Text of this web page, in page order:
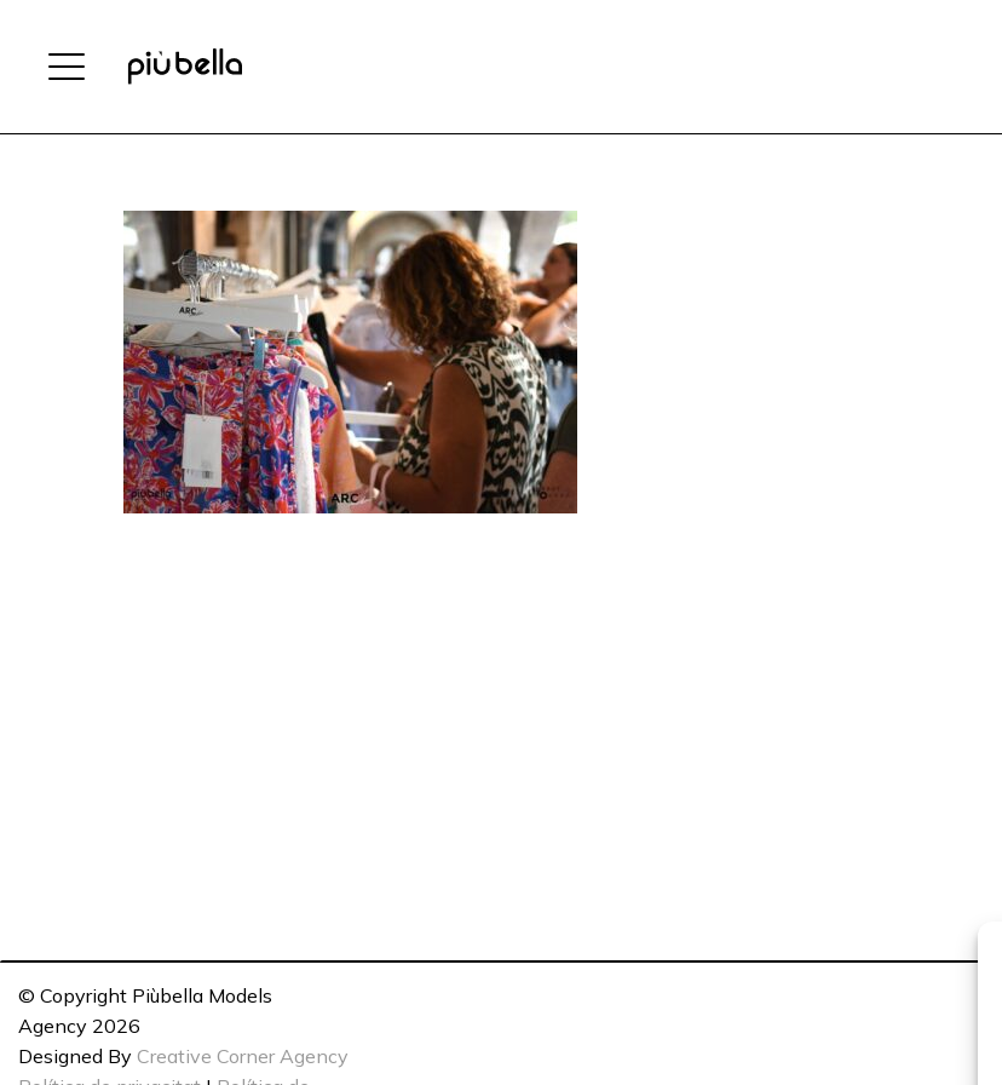
© Copyright Piùbella Models
Agency 2026
Designed By Creative Corner Agency